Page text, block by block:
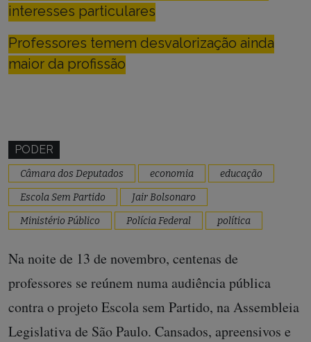
interesses particulares
Professores temem desvalorização ainda
maior da profissão
PODER
Câmara dos Deputados economia
educação
Escola Sem Partido
Jair Bolsonaro
Ministério Público
Polícia Federal política
Na noite de 13 de novembro, centenas de
professores se reúnem numa audiência pública
contra o projeto Escola sem Partido, na Assembleia
Legislativa de São Paulo. Cansados, apreensivos e